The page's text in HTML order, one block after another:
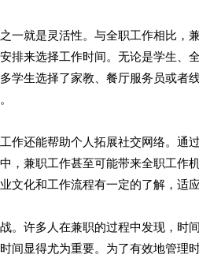
一就是灵活性。与全职工作相比，
排来选择工作时间。无论是学生、
学生选择了家教、餐厅服务员或者
作还能帮助个人拓展社交网络。
，兼职工作甚至可能带来全职工
文化和工作流程有一定的了解，适
。许多人在兼职的过程中发现，时
间显得尤为重要。为了有效地管理